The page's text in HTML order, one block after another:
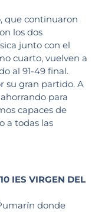
que continuaron
los dos
junto con el
cuarto, vuelven a
al 91-49 final.
su gran partido. A
para
capaces de
a todas las
IES VIRGEN DEL
donde